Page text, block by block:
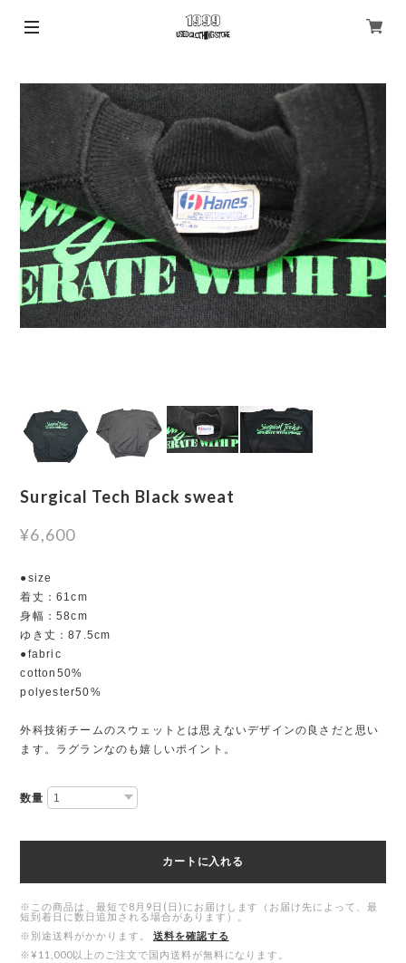
Surgical Tech Black sweat
¥6,600
●size
着丈：61cm
身幅：58cm
ゆき丈：87.5cm
●fabric
cotton50%
polyester50%
外科技術チームのスウェットとは思えないデザインの良さだと思い
ます。ラグランなのも嬉しいポイント。
数量
カートに入れる
※この商品は、最短で8月9日(日)にお届けします（お届け先によって、最
短到着日に数日追加される場合があります）。
※別途送料がかかります。
送料を確認する
※¥11,000以上のご注文で国内送料が無料になります。